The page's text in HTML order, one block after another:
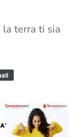
la terra ti sia